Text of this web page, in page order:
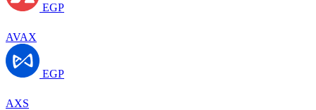
EGP
AVAX
EGP
AXS